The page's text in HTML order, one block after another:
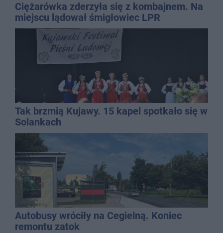
Ciężarówka zderzyła się z kombajnem. Na
miejscu lądował śmigłowiec LPR
Tak brzmią Kujawy. 15 kapel spotkało się w
Solankach
Autobusy wróciły na Cegielną. Koniec
remontu zatok